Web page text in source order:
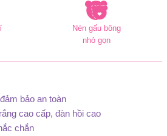
Nén gấu bông
nhỏ gọn
bảo an toàn
cao cấp, đàn hồi cao
chắn